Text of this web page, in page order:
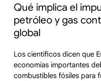
Qué implica el
petróleo y gas
global
Los científicos dicen que
economías importantes
combustibles fósiles para